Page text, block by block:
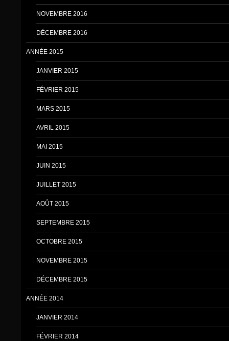
NOVEMBRE 2016
DÉCEMBRE 2016
ANNÉE 2015
JANVIER 2015
FÉVRIER 2015
MARS 2015
AVRIL 2015
MAI 2015
JUIN 2015
JUILLET 2015
AOÛT 2015
SEPTEMBRE 2015
OCTOBRE 2015
NOVEMBRE 2015
DÉCEMBRE 2015
ANNÉE 2014
JANVIER 2014
FÉVRIER 2014